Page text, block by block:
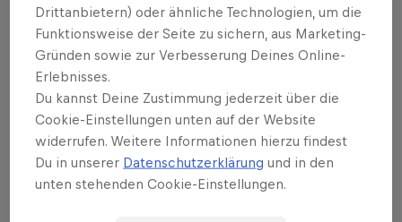
beim finnischen Premier Padel P2 Stopp
vom 29. Juli bis 4. August. Mach dich
bereit für harte Volleys und fesselnde
Ballwechsel.
Verfolge alle Spiele vom Viertelfinale bis zum Finale
exklusiv auf Red Bull TV! Die vorherigen Spiele sind
YouTube-Kanal
Drittanbietern) oder ähnliche Technologien, um die
Funktionsweise der Seite zu sichern, aus Marketing-
Gründen sowie zur Verbesserung Deines Online-
Erlebnisses.
Du kannst Deine Zustimmung jederzeit über die
Cookie-Einstellungen unten auf der Website
widerrufen. Weitere Informationen hierzu findest
Du in unserer Datenschutzerklärung und in den
unten stehenden Cookie-Einstellungen.